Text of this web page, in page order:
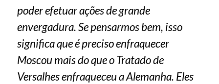
poder efetuar ações de grande
envergadura. Se pensarmos bem, isso
significa que é preciso enfraquecer
Moscou mais do que o Tratado de
Versalhes enfraqueceu a Alemanha. Eles